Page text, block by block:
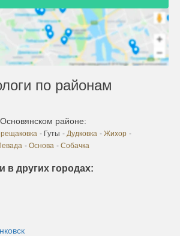
по районам
районе:
- Гуты - Дудковка - Жихор -
- Основа - Собачка
в других городах: